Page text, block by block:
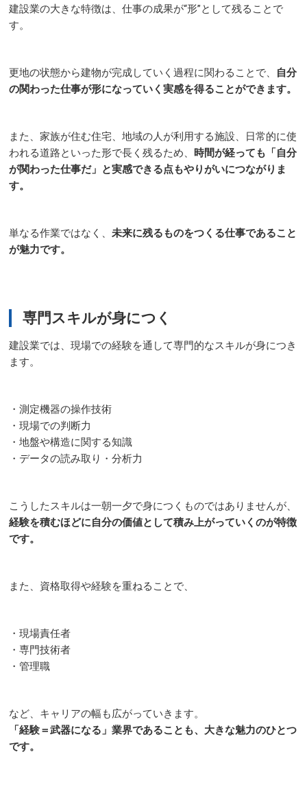
建設業の大きな特徴は、仕事の成果が“形”として残ることで
す。
更地の状態から建物が完成していく過程に関わることで、 自分
の関わった仕事が形になっていく実感を得ることができます。
また、家族が住む住宅、地域の人が利用する施設、日常的に使
われる道路といった形で長く残るため、 時間が経っても「自分
が関わった仕事だ」と実感できる点もやりがいにつながりま
す。
単なる作業ではなく、未来に残るものをつくる仕事であること
が魅力です。
専門スキルが身につく
建設業では、現場での経験を通して専門的なスキルが身につき
ます。
・測定機器の操作技術
・現場での判断力
・地盤や構造に関する知識
・データの読み取り・分析力
こうしたスキルは一朝一夕で身につくものではありませんが、
経験を積むほどに自分の価値として積み上がっていくのが特徴
です。
また、資格取得や経験を重ねることで、
・現場責任者
・専門技術者
・管理職
など、キャリアの幅も広がっていきます。
「経験＝武器になる」業界であることも、大きな魅力のひとつ
です。